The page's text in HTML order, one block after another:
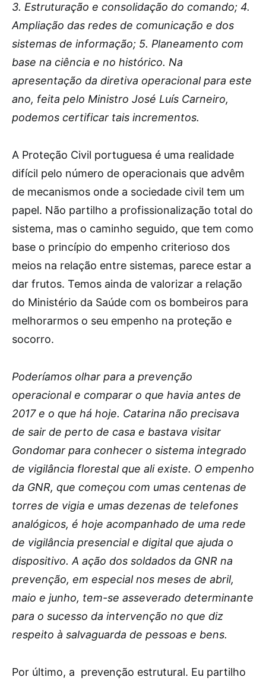
3. Estruturação e consolidação do comando; 4.
Ampliação das redes de comunicação e dos
sistemas de informação; 5. Planeamento com
base na ciência e no histórico. Na
apresentação da diretiva operacional para este
ano, feita pelo Ministro José Luís Carneiro,
podemos certificar tais incrementos.
A Proteção Civil portuguesa é uma realidade
difícil pelo número de operacionais que advêm
de mecanismos onde a sociedade civil tem um
papel. Não partilho a profissionalização total do
sistema, mas o caminho seguido, que tem como
base o princípio do empenho criterioso dos
meios na relação entre sistemas, parece estar a
dar frutos. Temos ainda de valorizar a relação
do Ministério da Saúde com os bombeiros para
melhorarmos o seu empenho na proteção e
socorro.
Poderíamos olhar para a prevenção
operacional e comparar o que havia antes de
2017 e o que há hoje. Catarina não precisava
de sair de perto de casa e bastava visitar
Gondomar para conhecer o sistema integrado
de vigilância florestal que ali existe. O empenho
da GNR, que começou com umas centenas de
torres de vigia e umas dezenas de telefones
analógicos, é hoje acompanhado de uma rede
de vigilância presencial e digital que ajuda o
dispositivo. A ação dos soldados da GNR na
prevenção, em especial nos meses de abril,
maio e junho, tem-se asseverado determinante
para o sucesso da intervenção no que diz
respeito à salvaguarda de pessoas e bens.
Por último, a prevenção estrutural. Eu partilho